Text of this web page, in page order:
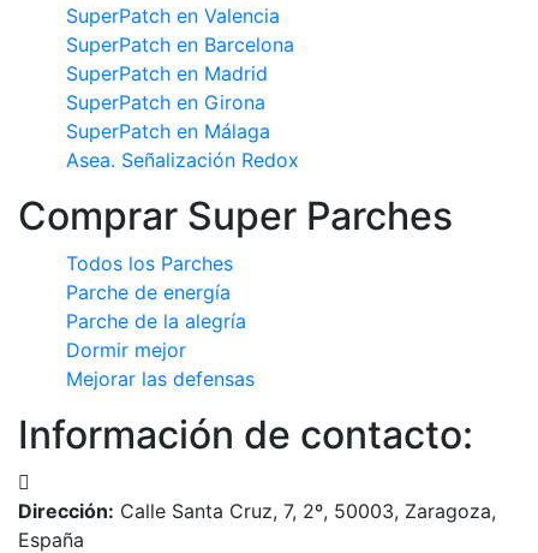
SuperPatch en Valencia
SuperPatch en Barcelona
SuperPatch en Madrid
SuperPatch en Girona
SuperPatch en Málaga
Asea. Señalización Redox
Comprar Super Parches
Todos los Parches
Parche de energía
Parche de la alegría
Dormir mejor
Mejorar las defensas
Información de contacto:
Dirección: Calle Santa Cruz, 7, 2º, 50003, Zaragoza,
España